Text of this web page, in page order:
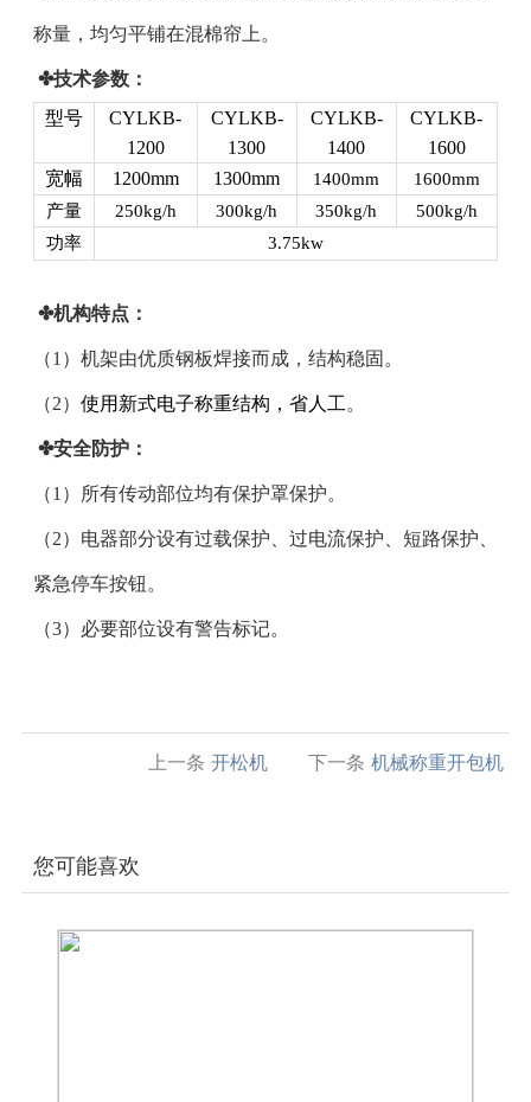
称量，均匀平铺在混棉帘上。
✤技术参数：
型号
CYLKB-
1200
CYLKB-
1300
CYLKB-
1400
CYLKB-
1600
宽幅
1200mm 1300mm 1400mm
1600mm
产量
250kg/h 300kg/h 350kg/h
500kg/h
功率
3.75kw
✤机构特点：
（1）机架由优质钢板焊接而成，结构稳固。
（2） 使用新式电子称重结构，省人工。
✤安全防护：
（1）所有传动部位均有保护罩保护。
（2）电器部分设有过载保护、过电流保护、短路保护、
紧急停车按钮。
（3）必要部位设有警告标记。
上一条 开松机 下一条 机械称重开包机
您可能喜欢